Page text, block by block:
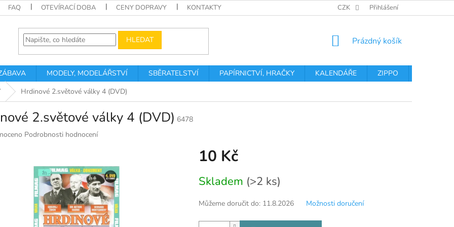
FAQ OTEVÍRACÍ DOBA CENY DOPRAVY KONTAKTY PODMÍNKY OCHRANY OSOBNÍCH
CZK Přihlášení
HLEDAT
NÁKUPNÍ
Prázdný košík
MODELY, MODELÁŘSTVÍ SBĚRATELSTVÍ PAPÍRNICTVÍ, HRAČKY KALENDÁŘE ZIPPO
Hrdinové 2.světové války 4 (DVD)
2.světové války 4 (DVD) 6478
Podrobnosti hodnocení
10 Kč
cena:
Skladem (>2 ks)
Můžeme doručit do: 11.8.2026 Možnosti doručení